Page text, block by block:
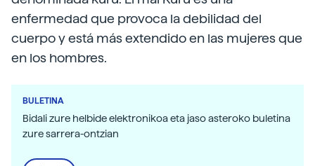
enfermedad que provoca la debilidad del
cuerpo y está más extendido en las mujeres que
en los hombres.
BULETINA
Bidali zure helbide elektronikoa eta jaso asteroko buletina
zure sarrera-ontzian